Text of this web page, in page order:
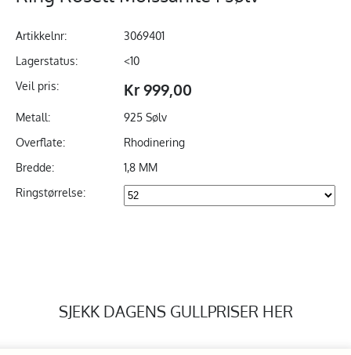
Artikkelnr:
3069401
Lagerstatus:
<10
Veil pris:
Kr 999,00
Metall:
925 Sølv
Overflate:
Rhodinering
Bredde:
1,8 MM
Ringstørrelse:
SJEKK DAGENS GULLPRISER HER